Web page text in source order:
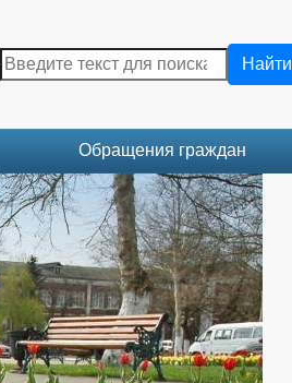
Найти
Обращения граждан